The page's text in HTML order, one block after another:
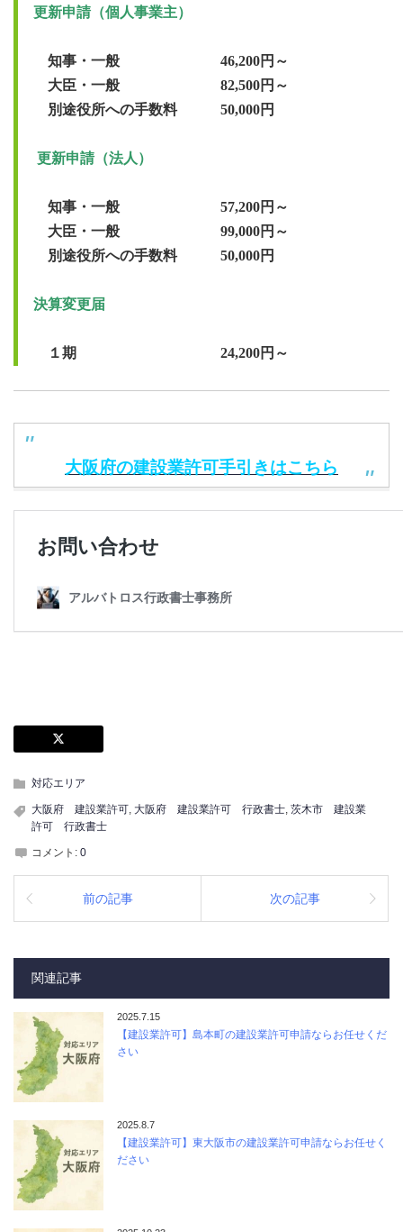
知事・一般　　　　　　　46,200円～
大臣・一般　　　　　　　82,500円～
別途役所への手数料　　　50,000円
知事・一般　　　　　　　57,200円～
大臣・一般　　　　　　　99,000円～
決算変更届
大阪府の建設業許可手引きはこちら
対応エリア
大阪府 建設業許可 大阪府 建設業許可 行政書士 茨木市 建設業
許可 行政書士
コメント: 0
前の記事 次の記事
関連記事
2025.7.15
【建設業許可】島本町の建設業許可申請ならお任せくだ
さい
2025.8.7
【建設業許可】東大阪市の建設業許可申請ならお任せく
ださい